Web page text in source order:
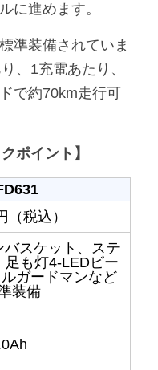
に進めます。
準装備されていま
、1充電あたり、
で約70km走行可
ポイント】
（税込）
スケット、ステ
足も灯4-LEDビー
ガードマンなど
装備